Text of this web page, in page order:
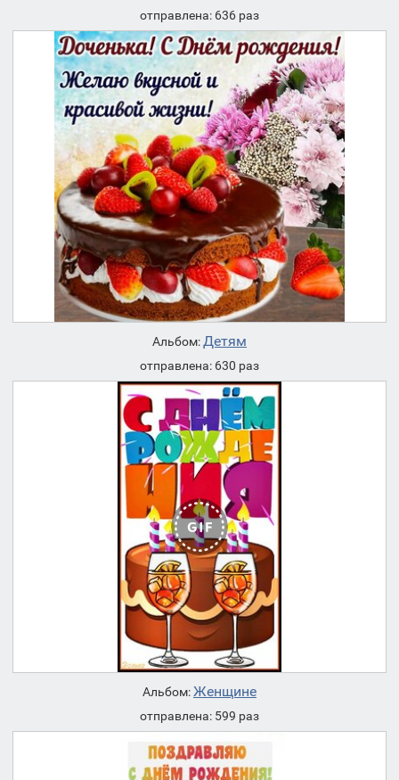
отправлена: 636 раз
Альбом:Детям
отправлена: 630 раз
Альбом:Женщине
отправлена: 599 раз